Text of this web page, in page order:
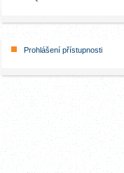
Prohlášení přístupnosti